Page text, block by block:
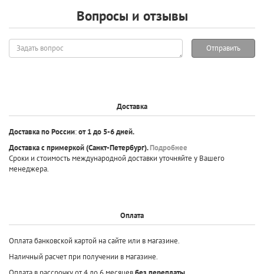
Вопросы и отзывы
Задать
вопрос
Отправить
Доставка
Доставка по России:от 1 до 5-6 дней.
Доставка с примеркой(Санкт-Петербург).Подробнее
Сроки и стоимость международной доставки уточняйте у Вашего
менеджера.
Оплата
Оплата банковской картой на сайте или в магазине.
Наличный расчет при получении в магазине.